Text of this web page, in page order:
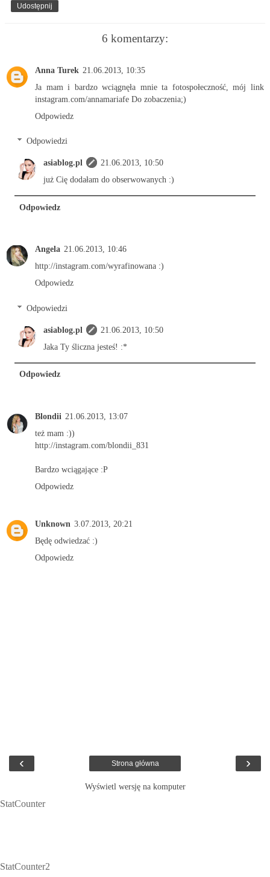
Udostępnij
6 komentarzy:
Anna Turek 21.06.2013, 10:35
Ja mam i bardzo wciągnęła mnie ta fotospołeczność, mój link
instagram.com/annamariafe Do zobaczenia;)
Odpowiedz
Odpowiedzi
asiablog.pl
21.06.2013, 10:50
już Cię dodałam do obserwowanych :)
Odpowiedz
Angela 21.06.2013, 10:46
http://instagram.com/wyrafinowana :)
Odpowiedz
Odpowiedzi
asiablog.pl
21.06.2013, 10:50
Jaka Ty śliczna jesteś! :*
Odpowiedz
Blondii 21.06.2013, 13:07
też mam :))
http://instagram.com/blondii_831
Bardzo wciągające :P
Odpowiedz
Unknown 3.07.2013, 20:21
Będę odwiedzać :)
Odpowiedz
‹ ›
Strona główna
Wyświetl wersję na komputer
StatCounter
StatCounter2